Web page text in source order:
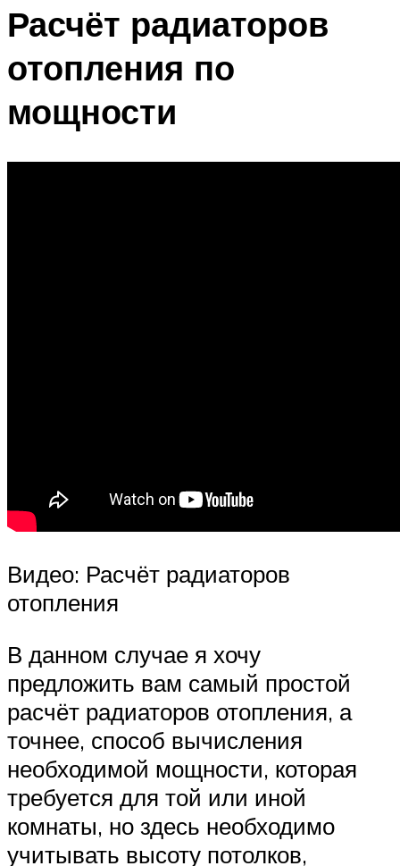
Расчёт радиаторов
отопления по
мощности
Видео: Расчёт радиаторов
отопления
В данном случае я хочу
предложить вам самый простой
расчёт радиаторов отопления, а
точнее, способ вычисления
необходимой мощности, которая
требуется для той или иной
комнаты, но здесь необходимо
учитывать высоту потолков,